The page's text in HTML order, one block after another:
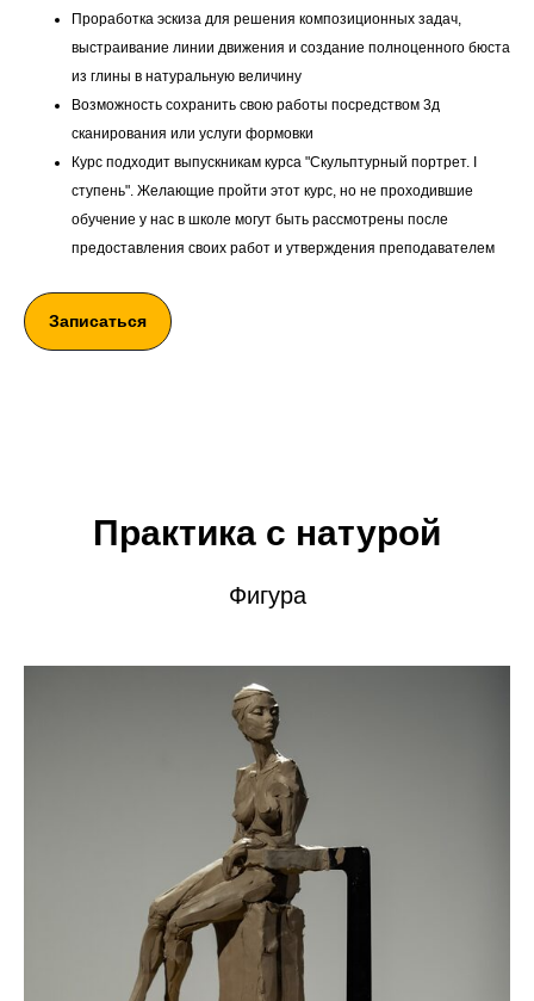
Проработка эскиза для решения композиционных задач,
выстраивание линии движения и создание полноценного бюста
из глины в натуральную величину
Возможность сохранить свою работы посредством 3д
сканирования или услуги формовки
Курс подходит выпускникам курса "Скульптурный портрет. I
ступень". Желающие пройти этот курс, но не проходившие
обучение у нас в школе могут быть рассмотрены после
предоставления своих работ и утверждения преподавателем
Записаться
Практика с натурой
Фигура